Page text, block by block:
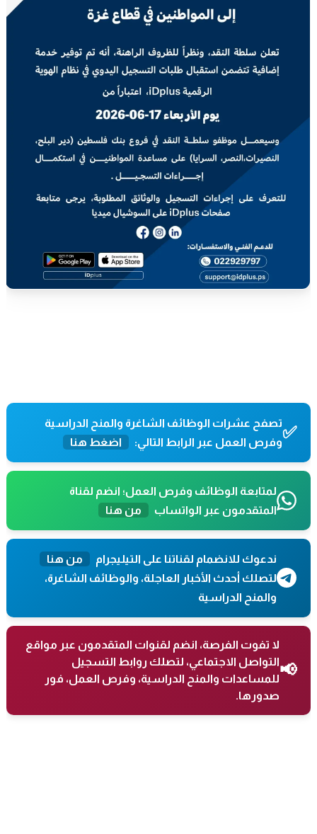
✅تصفح عشرات الوظائف الشاغرة والمنح الدراسية
وفرص العمل عبر الرابط التالي:
اضغط هنا
لمتابعة الوظائف وفرص العمل؛ انضم لقناة
المتقدمون عبر الواتساب
من هنا
ندعوك للانضمام لقناتنا على التيليجرام
من هنا
لتصلك أحدث الأخبار العاجلة، والوظائف الشاغرة،
والمنح الدراسية
📢
لا تفوت الفرصة، انضم لقنوات المتقدمون عبر مواقع
التواصل الاجتماعي، لتصلك روابط التسجيل
للمساعدات والمنح الدراسية، وفرص العمل، فور
صدورها.